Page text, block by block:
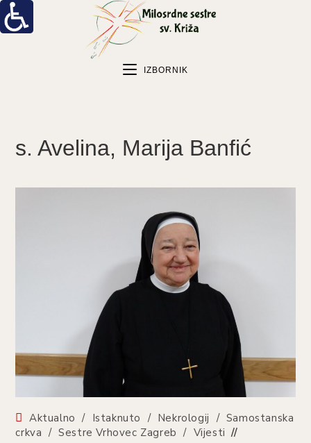
IZBORNIK
s. Avelina, Marija Banfić
Aktualno / Istaknuto / Nekrologij / Samostanska
crkva / Sestre Vrhovec Zagreb / Vijesti